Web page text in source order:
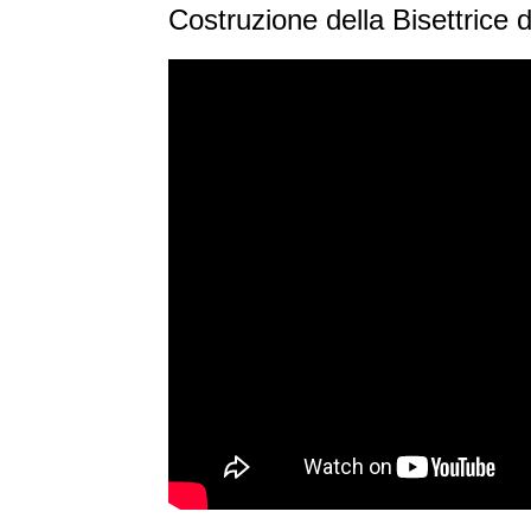
Costruzione della Bisettrice